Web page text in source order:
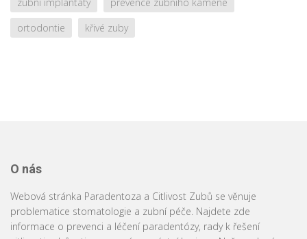
zubní implantáty
prevence zubního kamene
ortodontie
křivé zuby
O nás
Webová stránka Paradentoza a Citlivost Zubů se věnuje
problematice stomatologie a zubní péče. Najdete zde
informace o prevenci a léčení paradentózy, rady k řešení